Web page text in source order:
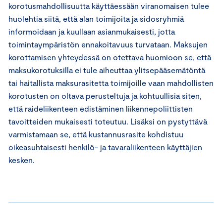
korotusmahdollisuutta käyttäessään viranomaisen tulee
huolehtia siitä, että alan toimijoita ja sidosryhmiä
informoidaan ja kuullaan asianmukaisesti, jotta
toimintaympäristön ennakoitavuus turvataan. Maksujen
korottamisen yhteydessä on otettava huomioon se, että
maksukorotuksilla ei tule aiheuttaa ylitsepääsemätöntä
tai haitallista maksurasitetta toimijoille vaan mahdollisten
korotusten on oltava perusteltuja ja kohtuullisia siten,
että raideliikenteen edistäminen liikennepoliittisten
tavoitteiden mukaisesti toteutuu. Lisäksi on pystyttävä
varmistamaan se, että kustannusrasite kohdistuu
oikeasuhtaisesti henkilö- ja tavaraliikenteen käyttäjien
kesken.